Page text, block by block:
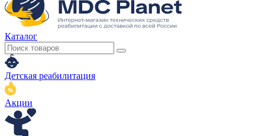
Каталог
Детская реабилитация
Акции